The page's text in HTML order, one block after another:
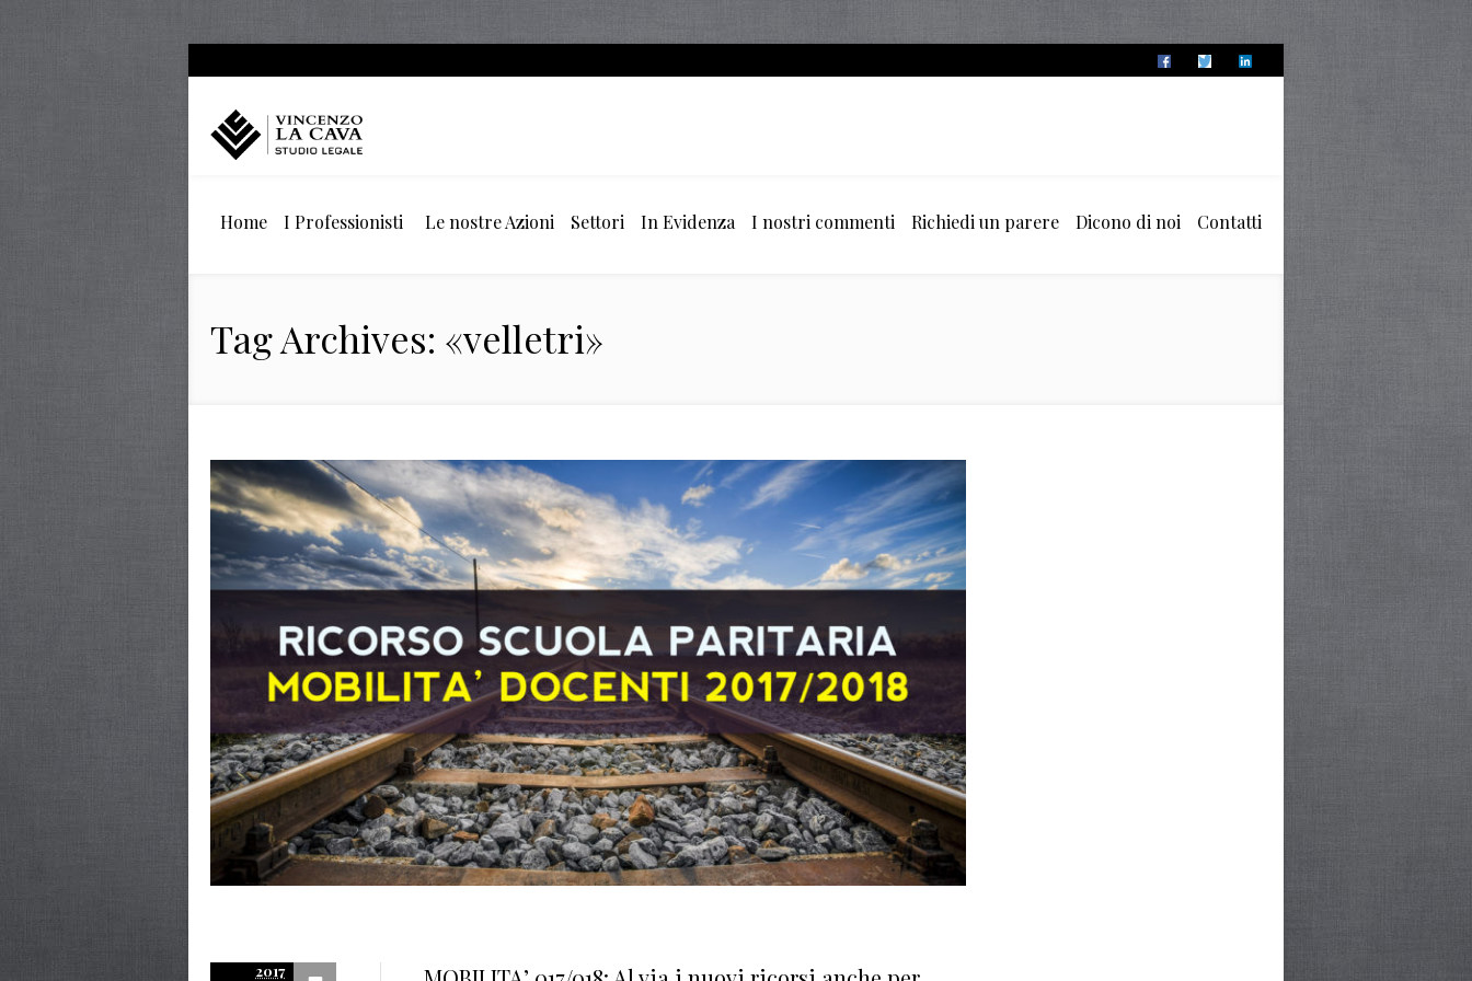
Home I Professionisti Le nostre Azioni Settori In Evidenza I nostri commenti Richiedi un parere Dicono di noi Contatti
Tag Archives: «velletri»
2017